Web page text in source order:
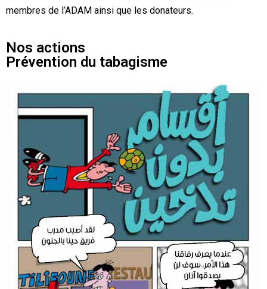
membres de l’ADAM ainsi que les donateurs.
Nos actions
Prévention du tabagisme